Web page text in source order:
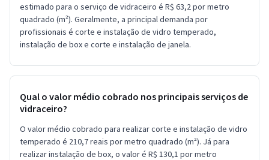
estimado para o serviço de vidraceiro é R$ 63,2 por metro
quadrado (m²). Geralmente, a principal demanda por
profissionais é corte e instalação de vidro temperado,
instalação de box e corte e instalação de janela.
Qual o valor médio cobrado nos principais serviços de
vidraceiro?
O valor médio cobrado para realizar corte e instalação de vidro
temperado é 210,7 reais por metro quadrado (m²). Já para
realizar instalação de box, o valor é R$ 130,1 por metro